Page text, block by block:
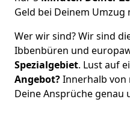
Geld bei Deinem Umzug
Wer wir sind? Wir sind
Ibbenbüren und
Spezialgebiet. Lust auf
Angebot?Innerhalb von
Deine Ansprüche genau